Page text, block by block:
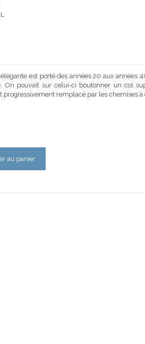
est porté des années 20 aux
On pouvait sur celui-ci boutonner un col
progressivement remplacé par les chemises
au panier